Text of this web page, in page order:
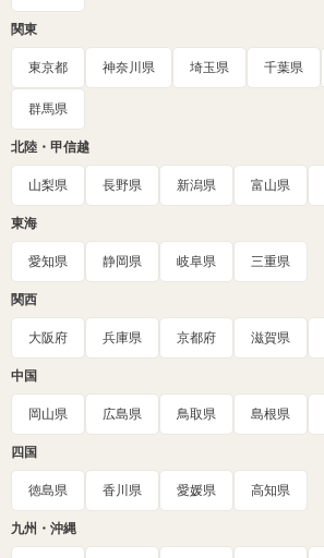
関東
東京都 神奈川県 埼玉県 千葉県
群馬県
北陸・甲信越
山梨県 長野県 新潟県 富山県
東海
愛知県 静岡県 岐阜県 三重県
関西
大阪府 兵庫県 京都府 滋賀県
中国
岡山県 広島県 鳥取県 島根県
四国
徳島県 香川県 愛媛県 高知県
九州・沖縄